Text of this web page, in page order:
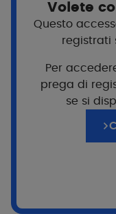
Volete
Questo
registrati
Per
prega di
se si